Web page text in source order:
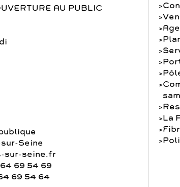
AU PUBLIC
Seine
sur-seine.fr
69 54 69
69 54 64
La